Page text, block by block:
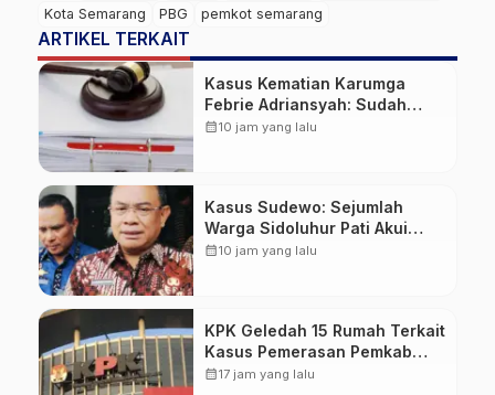
Kota Semarang
PBG pemkot semarang
ARTIKEL TERKAIT
Kasus Kematian Karumga
Febrie Adriansyah: Sudah
Naik ke Penyidikan dan
calendar_month10 jam yang lalu
Kasus Sudewo: Sejumlah
Warga Sidoluhur Pati Akui
Bayar Ratusan Juta untuk
calendar_month10 jam yang lalu
KPK Geledah 15 Rumah Terkait
Kasus Pemerasan Pemkab
Pemalang, Sita Dokumen
calendar_month17 jam yang lalu